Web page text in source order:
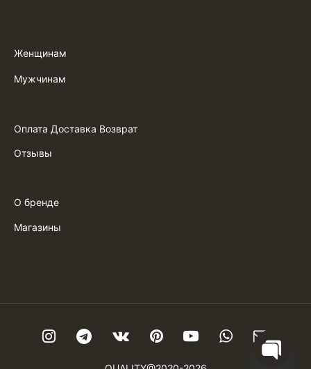
Женщинам
Мужчинам
Оплата Доставка Возврат
Отзывы
О бренде
Магазины